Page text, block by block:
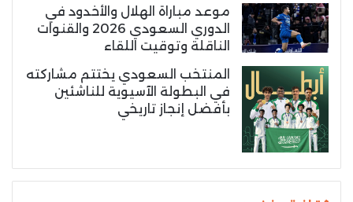
موعد مباراة الهلال والأخدود في
الدوري السعودي 2026 والقنوات
الناقلة وتوقيت اللقاء
المنتخب السعودي يختتم مشاركته
في البطولة الآسيوية للناشئين
بأفضل إنجاز تاريخي